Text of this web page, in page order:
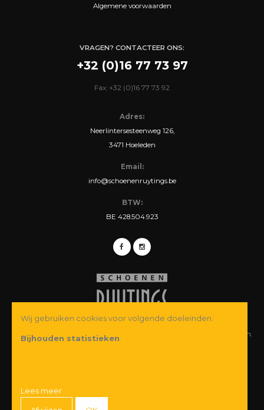
Algemene voorwaarden
VRAGEN? CONTACTEER ONS:
+32 (0)16 77 73 97
Fax: +32 (0)16 77 73 92
Adres:
Neerlintersesteenweg 126,
3471 Hoeleden
Email:
info@schoenenruytings.be
BTW:
BE 428.504.923
© Copyright 2026 Schoenen Ruytings BVBA. Alle rechten voorbehouden.
Wij gebruiken cookies voor volgende doeleinden:
Bijhouden statistieken
Lees meer